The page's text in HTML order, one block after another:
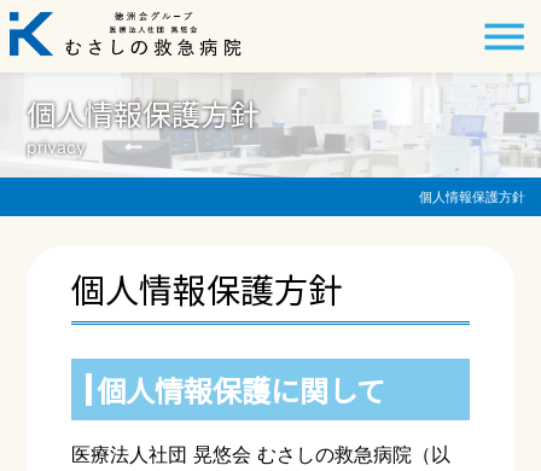
個人情報保護方針
privacy
個人情報保護方針
個人情報保護方針
個⼈情報保護に関して
医療法⼈社団 晃悠会 むさしの救急病院（以